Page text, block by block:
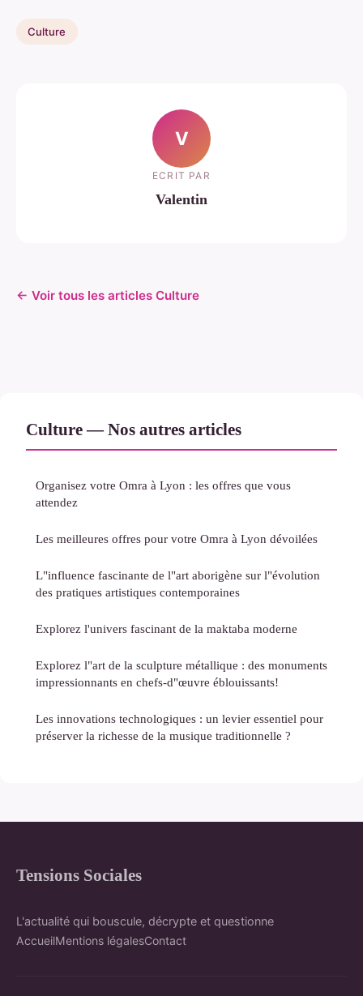
Culture
V
ECRIT PAR
Valentin
← Voir tous les articles Culture
Culture — Nos autres articles
Organisez votre Omra à Lyon : les offres que vous
attendez
Les meilleures offres pour votre Omra à Lyon dévoilées
L"influence fascinante de l"art aborigène sur l"évolution
des pratiques artistiques contemporaines
Explorez l'univers fascinant de la maktaba moderne
Explorez l"art de la sculpture métallique : des monuments
impressionnants en chefs-d"œuvre éblouissants!
Les innovations technologiques : un levier essentiel pour
préserver la richesse de la musique traditionnelle ?
Tensions Sociales
L'actualité qui bouscule, décrypte et questionne
AccueilMentions légalesContact